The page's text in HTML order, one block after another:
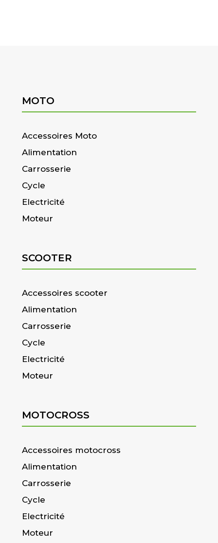
MOTO
Accessoires Moto
Alimentation
Carrosserie
Cycle
Electricité
Moteur
SCOOTER
Accessoires scooter
Alimentation
Carrosserie
Cycle
Electricité
Moteur
MOTOCROSS
Accessoires motocross
Alimentation
Carrosserie
Cycle
Electricité
Moteur